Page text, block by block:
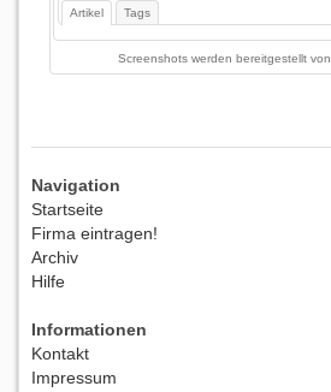
Artikel Tags
Screenshots werden bereitgestellt von
Navigation
Startseite
Firma eintragen!
Archiv
Hilfe
Informationen
Kontakt
Impressum